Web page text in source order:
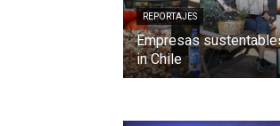
REPORTAJES
Empresas
in Chile